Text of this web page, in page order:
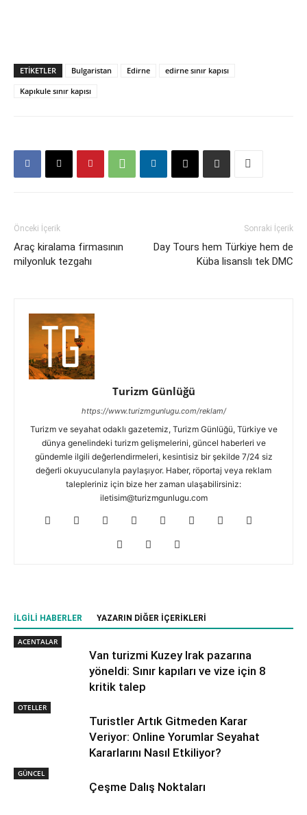
ETIKETLER Bulgaristan Edirne
edirne sınır kapısı
Kapıkule sınır kapısı
Önceki İçerik
Araç kiralama firmasının
milyonluk tezgahı
Sonraki İçerik
Day Tours hem Türkiye hem de
Küba lisanslı tek DMC
Turizm Günlüğü
https://www.turizmgunlugu.com/reklam/
Turizm ve seyahat odaklı gazetemiz, Turizm Günlüğü, Türkiye ve
dünya genelindeki turizm gelişmelerini, güncel haberleri ve
gündemle ilgili değerlendirmeleri, kesintisiz bir şekilde 7/24 siz
değerli okuyucularıyla paylaşıyor. Haber, röportaj veya reklam
talepleriniz için bize her zaman ulaşabilirsiniz:
iletisim@turizmgunlugu.com
İLGILI HABERLER YAZARIN DIĞER İÇERIKLERI
ACENTALAR
Van turizmi Kuzey Irak pazarına
yöneldi: Sınır kapıları ve vize için 8
kritik talep
OTELLER
Turistler Artık Gitmeden Karar
Veriyor: Online Yorumlar Seyahat
Kararlarını Nasıl Etkiliyor?
GÜNCEL
Çeşme Dalış Noktaları